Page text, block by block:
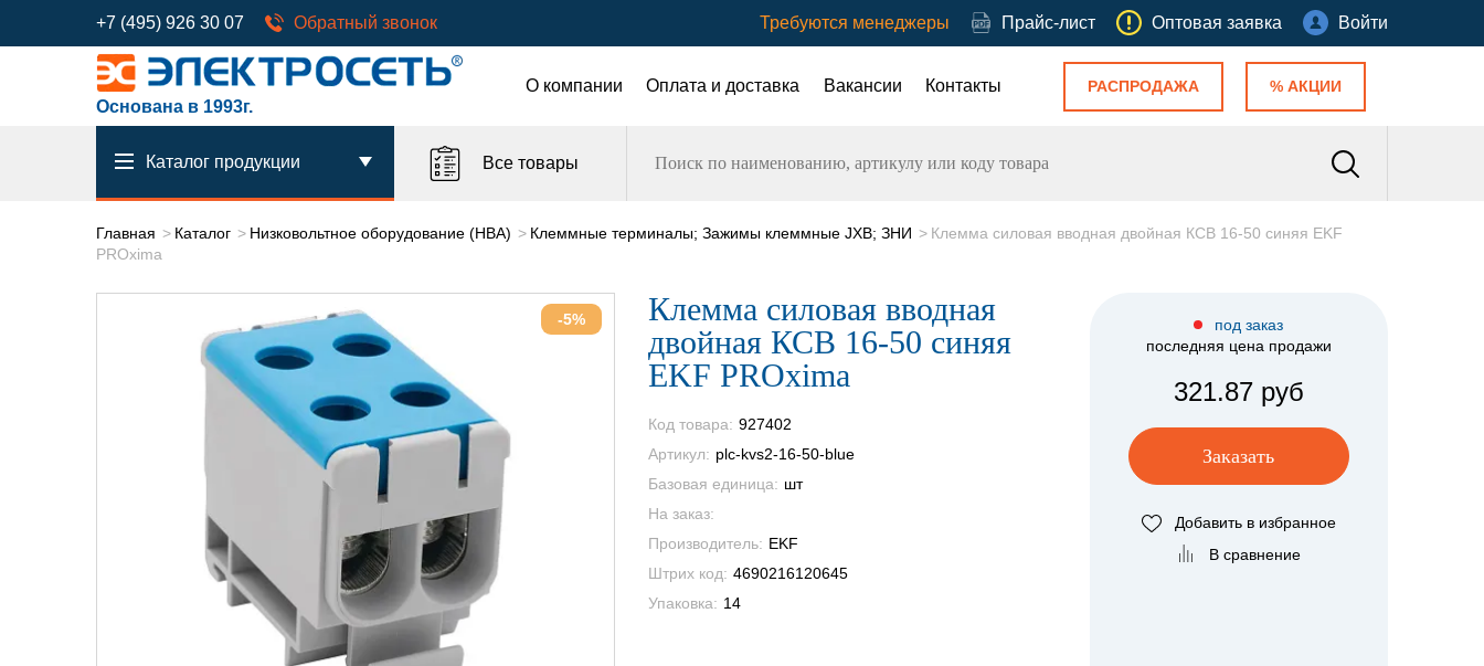
+7 (495) 926 30 07 Обратный звонок Требуются менеджеры Прайс-лист Оптовая заявка Войти
Основана в 1993г.
О компании Оплата и доставка Вакансии Контакты РАСПРОДАЖА % АКЦИИ
Каталог продукции Все товары
Главная Каталог Низковольтное оборудование (НВА) Клеммные терминалы; Зажимы клеммные JXB; ЗНИ
Клемма силовая вводная двойная КСВ 16-50 синяя EKF
PROxima
-5%
Клемма силовая вводная
двойная КСВ 16-50 синяя
EKF PROxima
Код товара: 927402
Артикул: plc-kvs2-16-50-blue
Базовая единица: шт
На заказ:
Производитель: EKF
Штрих код: 4690216120645
Упаковка: 14
под заказ
последняя цена продажи
321.87 руб
Заказать
Добавить в избранное
В сравнение